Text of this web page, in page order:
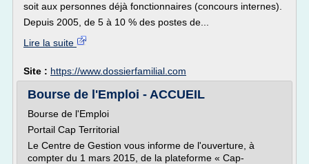
soit aux personnes déjà fonctionnaires (concours internes).
Depuis 2005, de 5 à 10 % des postes de...
Lire la suite
Site : https://www.dossierfamilial.com
Bourse de l'Emploi - ACCUEIL
Bourse de l'Emploi
Portail Cap Territorial
Le Centre de Gestion vous informe de l'ouverture, à
compter du 1 mars 2015, de la plateforme « Cap-